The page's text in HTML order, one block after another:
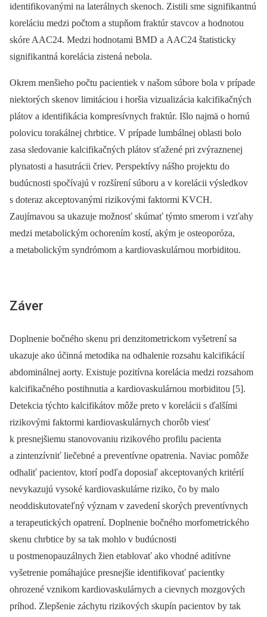
identifikovanými na laterálnych skenoch. Zistili sme signifikantnú
koreláciu medzi počtom a stupňom fraktúr stavcov a hodnotou
skóre AAC24. Medzi hodnotami BMD a AAC24 štatisticky
signifikantná korelácia zistená nebola.
Okrem menšieho počtu pacientiek v našom súbore bola v prípade
niektorých skenov limitáciou i horšia vizualizácia kalcifikačných
plátov a identifikácia kompresívnych fraktúr. Išlo najmä o hornú
polovicu torakálnej chrbtice. V prípade lumbálnej oblasti bolo
zasa sledovanie kalcifikačných plátov sťažené pri zvýraznenej
plynatosti a hasutrácii čriev. Perspektívy nášho projektu do
budúcnosti spočívajú v rozšírení súboru a v korelácii výsledkov
s doteraz akceptovanými rizikovými faktormi KVCH.
Zaujímavou sa ukazuje možnosť skúmať týmto smerom i vzťahy
medzi metabolickým ochorením kostí, akým je osteoporóza,
a metabolickým syndrómom a kardiovaskulárnou morbiditou.
Záver
Doplnenie bočného skenu pri denzitometrickom vyšetrení sa
ukazuje ako účinná metodika na odhalenie rozsahu kalcifikácií
abdominálnej aorty. Existuje pozitívna korelácia medzi rozsahom
kalcifikačného postihnutia a kardiovaskulárnou morbiditou [5].
Detekcia týchto kalcifikátov môže preto v korelácii s ďalšími
rizikovými faktormi kardiovaskulárnych chorôb viesť
k presnejšiemu stanovovaniu rizikového profilu pacienta
a zintenzívniť liečebné a preventívne opatrenia. Naviac pomôže
odhaliť pacientov, ktorí podľa doposiaľ akceptovaných kritérií
nevykazujú vysoké kardiovaskulárne riziko, čo by malo
neoddiskutovateľný význam v zavedení skorých preventívnych
a terapeutických opa­trení. Doplnenie bočného morfometrického
skenu chrbtice by sa tak mohlo v budúcnosti
u postmenopauzálnych žien etablovať ako vhodné aditívne
vyšetrenie pomáhajúce presnejšie identifikovať pacientky
ohrozené vznikom kardiovaskulárnych a cievnych mozgových
príhod. Zlepšenie záchytu rizikových skupín pacientov by tak